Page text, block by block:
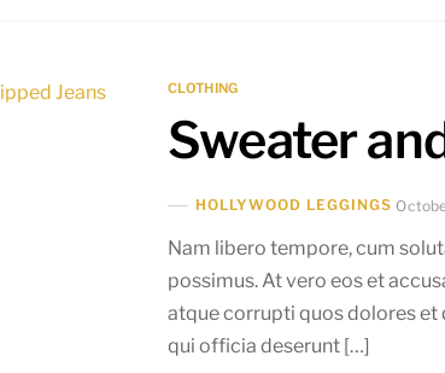
CLOTHING
Sweater
HOLLYWOOD LEGGINGS
Nam libero tempore, cum
possimus. At vero eos et
atque corrupti quos dolores et
qui officia deserunt […]